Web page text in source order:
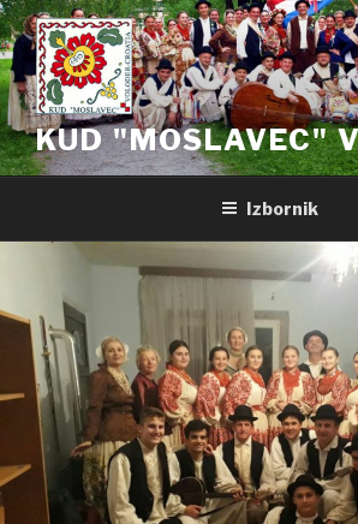
Preskoči
na
sadržaj
KUD "MOSLAVEC"
Izbornik